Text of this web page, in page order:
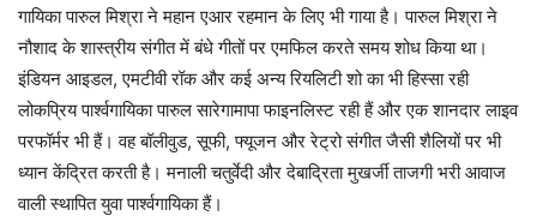
गायिका पारुल मिश्रा ने महान एआर रहमान के लिए भी गाया है। पारुल मिश्रा ने
नौशाद के शास्त्रीय संगीत में बंधे गीतों पर एमफिल करते समय शोध किया था।
इंडियन आइडल, एमटीवी रॉक और कई अन्य रियलिटी शो का भी हिस्सा रही
लोकप्रिय पार्श्वगायिका पारुल सारेगामापा फाइनलिस्ट रही हैं और एक शानदार लाइव
परफॉर्मर भी हैं। वह बॉलीवुड, सूफी, फ्यूजन और रेट्रो संगीत जैसी शैलियों पर भी
ध्यान केंद्रित करती है। मनाली चतुर्वेदी और देबाद्रिता मुखर्जी ताजगी भरी आवाज
वाली स्थापित युवा पार्श्वगायिका हैं।